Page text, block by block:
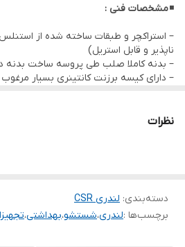
◾مشخصات فنی :
ناپذیر و قابل استریل)
– بدنه کاملا صلب طی پروسه ساخت بدنه
– دارای کیسه برزنت کانتینری بسیار
◾ملحقات :
نظرات
دسته‌بندی: لندری CSR
برچسب‌ها :لندری،شستشو،بهداشتی،